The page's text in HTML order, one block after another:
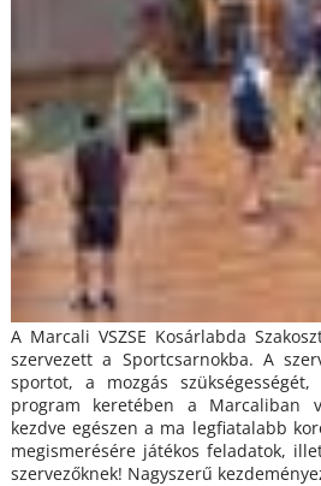
A Marcali VSZSE Kosárlabda
szervezett a Sportcsarnokba. A
sportot, a mozgás
program keretében a Marcaliban
kezdve egészen a ma legfiatalabb
megismerésére játékos feladatok,
szervezőknek! Nagyszerű